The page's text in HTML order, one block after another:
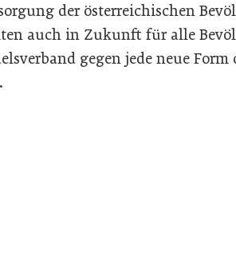
der österreichischen
auch in Zukunft für alle
gegen jede neue Form